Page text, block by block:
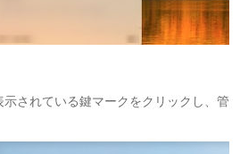
されている鍵マークをクリックし、管